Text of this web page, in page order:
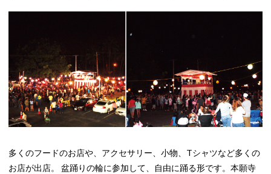
多くのフードのお店や、アクセサリー、小物、Tシャツなど多くの
お店が出店。 盆踊りの輪に参加して、自由に踊る形です。本願寺